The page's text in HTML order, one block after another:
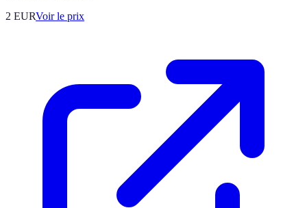
2 EURVoir le prix